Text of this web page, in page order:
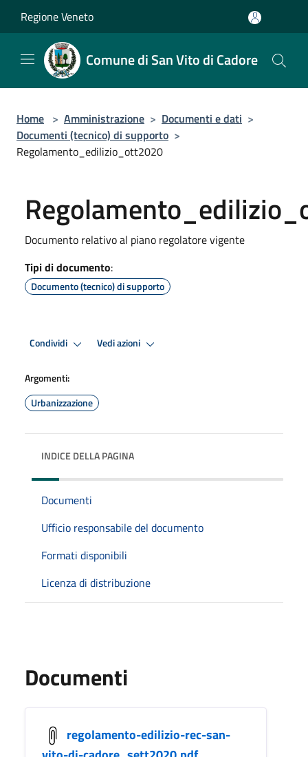
Regione Veneto
Comune di San Vito di Cadore
Home > Amministrazione > Documenti e dati >
Documenti (tecnico) di supporto >
Regolamento_edilizio_ott2020
Documento relativo al piano regolatore vigente
Tipi di documento:
Documento (tecnico) di supporto
Condividi Vedi azioni
Argomenti:
Urbanizzazione
INDICE DELLA PAGINA
Documenti
Ufficio responsabile del documento
Formati disponibili
Licenza di distribuzione
Documenti
regolamento-edilizio-rec-san-